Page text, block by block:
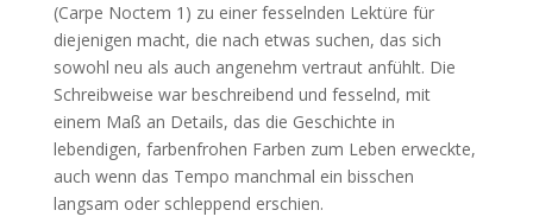
(Carpe Noctem 1) zu einer fesselnden Lektüre für
diejenigen macht, die nach etwas suchen, das sich
sowohl neu als auch angenehm vertraut anfühlt. Die
Schreibweise war beschreibend und fesselnd, mit
einem Maß an Details, das die Geschichte in
lebendigen, farbenfrohen Farben zum Leben erweckte,
auch wenn das Tempo manchmal ein bisschen
langsam oder schleppend erschien.